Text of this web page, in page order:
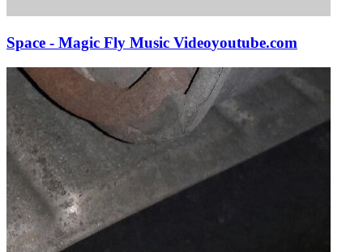
Space - Magic Fly Music Videoyoutube.com